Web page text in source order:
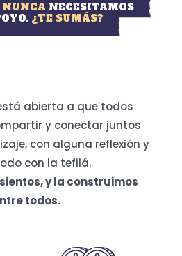
NUNCA NECESITAMOS
¿TE SUMÁS?
abierta a que todos
y conectar juntos
con alguna reflexión y
con la tefilá.
y la construimos
todos.